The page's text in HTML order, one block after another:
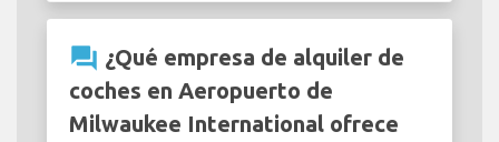
question_answer ¿Qué empresa de alquiler de
coches en Aeropuerto de
Milwaukee International ofrece